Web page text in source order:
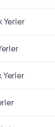
Yerler
Yerler